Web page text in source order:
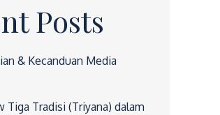
Posts
& Kecanduan Media
Tiga Tradisi (Triyana) dalam